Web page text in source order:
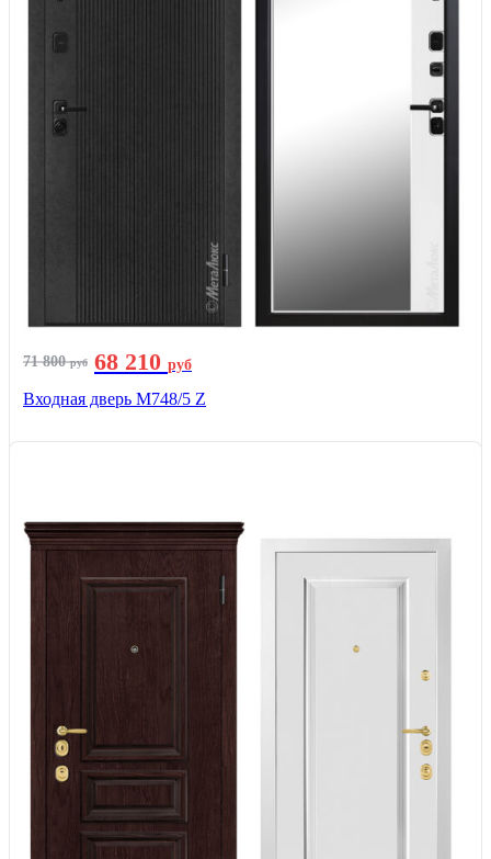
71 800руб 68 210 руб
Входная дверь М748/5 Z